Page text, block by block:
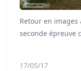
Retour en
seconde épreuve
17/05/17